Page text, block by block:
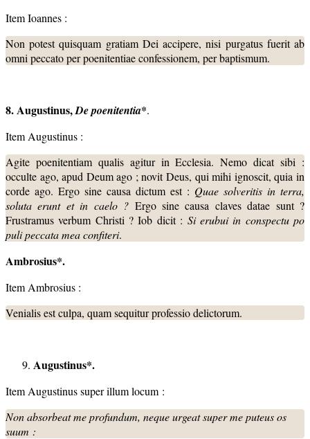
Item Ioannes :
Non potest quisquam gratiam Dei accipere, nisi purgatus fuerit ab
omni peccato per poenitentiae confessionem, per baptismum.
8. Augustinus,De poenitentia*.
Item Augustinus :
Agite poenitentiam qualis agitur in Ecclesia. Nemo dicat sibi :
occulte ago, apud Deum ago ; novit Deus, qui mihi ignoscit, quia in
corde ago. Ergo sine causa dictum est : Quae solveritis in terra,
soluta erunt et in caelo ? Ergo sine causa claves datae sunt ?
Frustramus verbum Christi ? Iob dicit : Si erubui in conspectu po
puli peccata mea confiteri.
Ambrosius*.
Item Ambrosius :
Venialis est culpa, quam sequitur professio delictorum.
Augustinus*.
Item Augustinus super illum locum :
Non absorbeat me profundum, neque urgeat super me puteus os
suum :